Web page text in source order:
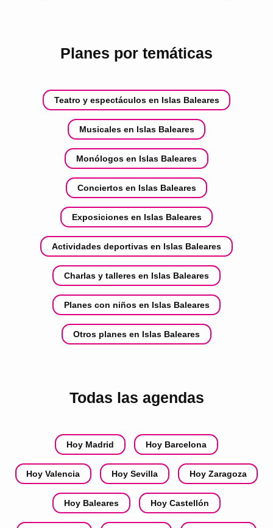
Planes por temáticas
Teatro y espectáculos en Islas Baleares
Musicales en Islas Baleares
Monólogos en Islas Baleares
Conciertos en Islas Baleares
Exposiciones en Islas Baleares
Actividades deportivas en Islas Baleares
Charlas y talleres en Islas Baleares
Planes con niños en Islas Baleares
Otros planes en Islas Baleares
Todas las agendas
Hoy Madrid Hoy Barcelona
Hoy Valencia Hoy Sevilla Hoy Zaragoza
Hoy Baleares Hoy Castellón